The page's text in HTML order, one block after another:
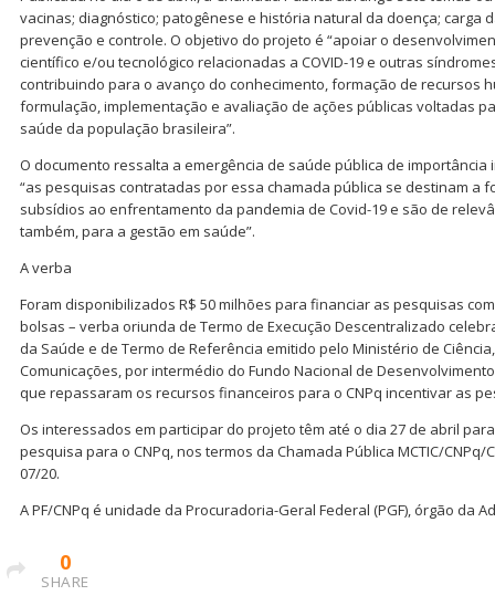
vacinas; diagnóstico; patogênese e história natural da doença; carga
prevenção e controle. O objetivo do projeto é “apoiar o
científico e/ou tecnológico relacionadas a COVID-19 e outras
contribuindo para o avanço do conhecimento, formação de recursos
formulação, implementação e avaliação de ações públicas voltadas
saúde da população brasileira”.
O documento ressalta a emergência de saúde pública de
“as pesquisas contratadas por essa chamada pública se destinam a
subsídios ao enfrentamento da pandemia de Covid-19 e são de
também, para a gestão em saúde”.
A verba
Foram disponibilizados R$ 50 milhões para financiar as pesquisas
bolsas – verba oriunda de Termo de Execução Descentralizado
da Saúde e de Termo de Referência emitido pelo Ministério de
Comunicações, por intermédio do Fundo Nacional de Desenvolvimento
que repassaram os recursos financeiros para o CNPq incentivar as
Os interessados em participar do projeto têm até o dia 27 de abril
pesquisa para o CNPq, nos termos da Chamada Pública MCTIC/CNPq/
07/20.
A PF/CNPq é unidade da Procuradoria-Geral Federal (PGF), órgão da
0
SHARE